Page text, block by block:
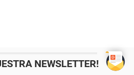
NEWSLETTER!